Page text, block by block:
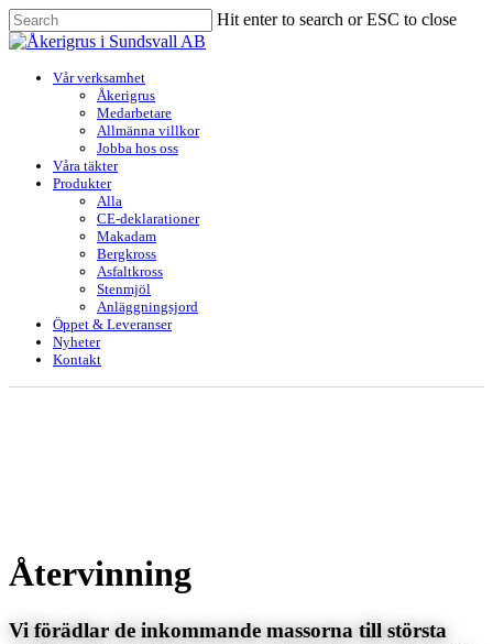
Skip
to
content
Hit enter to search or ESC to close
Close
Menu
Vår verksamhet
Åkerigrus
Medarbetare
Allmänna villkor
Jobba hos oss
Våra täkter
Produkter
Alla
CE-deklarationer
Makadam
Bergkross
Asfaltkross
Stenmjöl
Anläggningsjord
Öppet & Leveranser
Nyheter
Kontakt
Återvinning
Vi förädlar de inkommande massorna till största